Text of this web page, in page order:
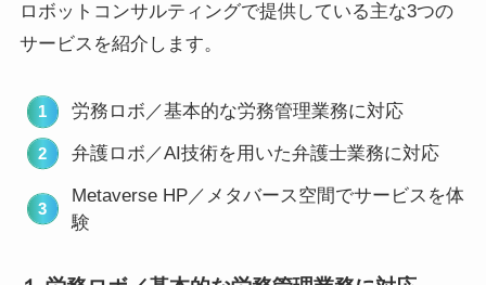
ロボットコンサルティングで提供している主な3つの
サービスを紹介します。
労務ロボ／基本的な労務管理業務に対応
弁護ロボ／AI技術を用いた弁護士業務に対応
Metaverse HP／メタバース空間でサービスを体
験